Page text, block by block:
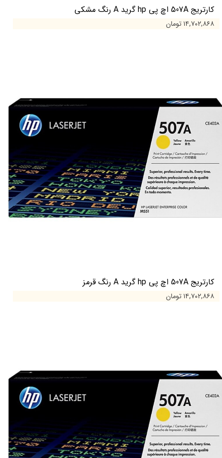
کارتریج 507A اچ پی hp گرید A رنگ مشکی
۱۴,۷۰۲,۸۶۸ تومان
کارتریج 507A اچ پی hp گرید A رنگ قرمز
۱۴,۷۰۲,۸۶۸ تومان